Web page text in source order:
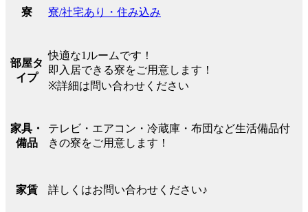
寮 寮/社宅あり・住み込み
部屋タ
イプ
快適な1ルームです！
即入居できる寮をご用意します！
※詳細は問い合わせください
家具・
備品
テレビ・エアコン・冷蔵庫・布団など生活備品付
きの寮をご用意します！
家賃 詳しくはお問い合わせください♪